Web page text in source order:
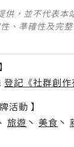
供，並不代表本
、準確性及完
登記《社群創作
活動 】
旅遊 丶 美食 丶